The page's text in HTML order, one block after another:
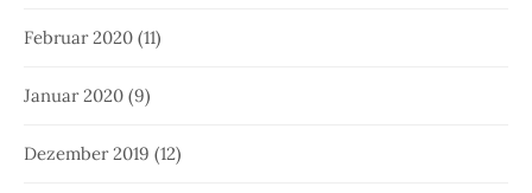
Februar 2020 (11)
Januar 2020 (9)
Dezember 2019 (12)